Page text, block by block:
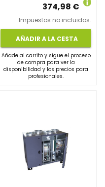
374,98 €
Impuestos no incluidos.
AÑADIR A LA CESTA
Añade al carrito y sigue el proceso
de compra para ver la
disponibilidad y los precios para
profesionales.